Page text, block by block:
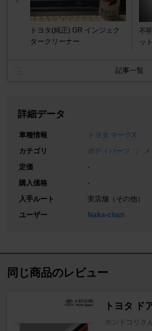
トヨタ(純正) GR インジェク
タークリーナー
不
ット
記事一覧
詳細データ
車種情報
トヨタ マークX
カテゴリ
ボディパーツ
定価
-
購入価格
-
入手ルート
実店舗（その他）
ユーザー
Naka-chan
同じ商品のレビュー
トヨタ ド
ホンドコリさ